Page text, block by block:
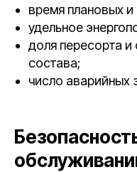
время плановых
удельное
доля пересорта и
состава;
число аварийных